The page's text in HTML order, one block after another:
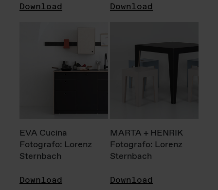
Download Download
EVA Cucina
Fotografo: Lorenz
Sternbach
Download
MARTA + HENRIK
Fotografo: Lorenz
Sternbach
Download